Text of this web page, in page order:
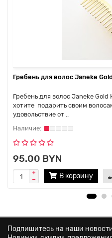
Гребень для волос Janeke
Гребень для волос Janeke
хотите подарить своим
удовольствие от ..
95.00 BYN
В корзину
Подпишитесь на наши